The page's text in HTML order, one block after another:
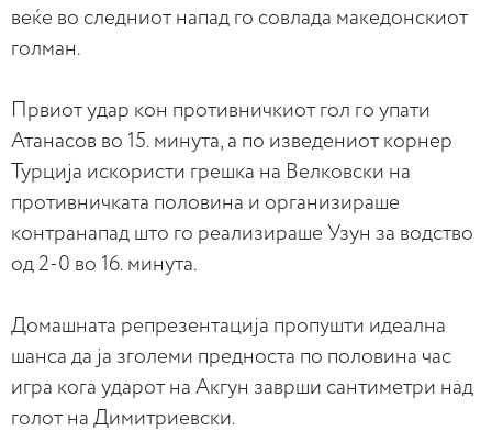
веќе во следниот напад го совлада македонскиот
голман.
Првиот удар кон противничкиот гол го упати
Атанасов во 15. минута, а по изведениот корнер
Турција искористи грешка на Велковски на
противничката половина и организираше
контранапад што го реализираше Узун за водство
од 2-0 во 16. минута.
Домашната репрезентација пропушти идеална
шанса да ја зголеми предноста по половина час
игра кога ударот на Акгун заврши сантиметри над
голот на Димитриевски.